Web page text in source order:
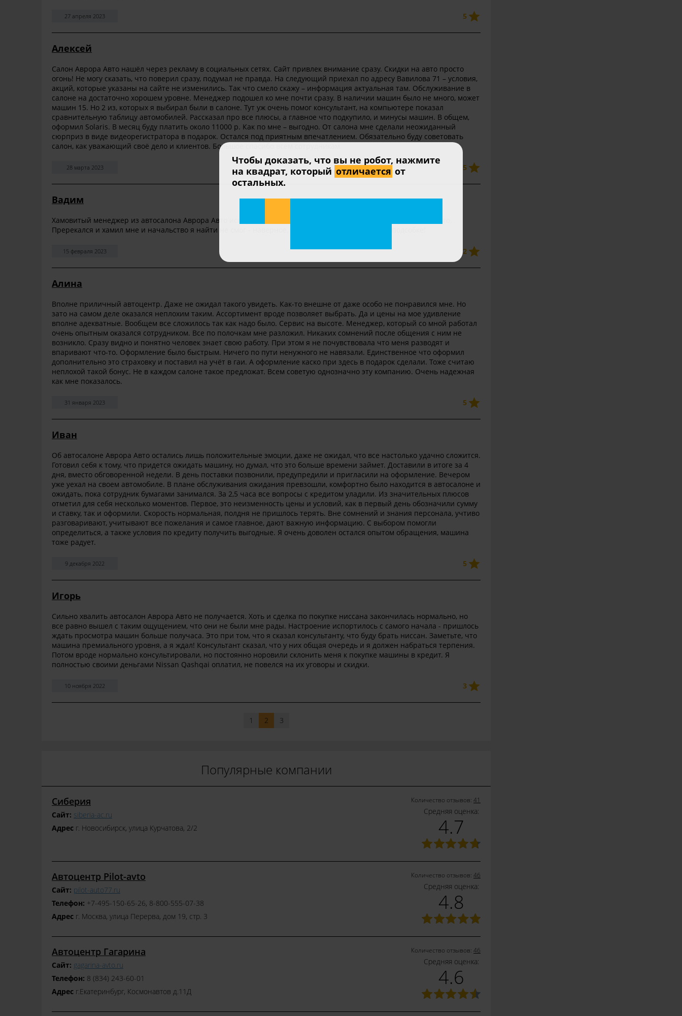
27 апреля 2023 5
Алексей
Салон Аврора Авто нашёл через рекламу в социальных сетях. Сайт привлек внимание сразу. Скидки на авто просто
огонь! Не могу сказать, что поверил сразу, подумал не правда. На следующий приехал по адресу Вавилова 71 – условия,
акций, которые указаны на сайте не изменились. Так что смело скажу – информация актуальная там. Обслуживание в
салоне на достаточно хорошем уровне. Менеджер подошел ко мне почти сразу. В наличии машин было не много, может
машин 15. Но 2 из, которых я выбирал были в салоне. Тут уж очень помог консультант, на компьютере показал
сравнительную таблицу автомобилей. Рассказал про все плюсы, а главное что подкупило, и минусы машин. В общем,
оформил Solaris. В месяц буду платить около 11000 р. Как по мне – выгодно. От салона мне сделали неожиданный
сюрприз в виде видеорегистратора в подарок. Остался под приятным впечатлением. Обязательно буду советовать
салон, как уважающий своё дело и клиентов. Большое спасибо всем сотрудникам.
28 марта 2023 5
Вадим
Хамовитый менеджер из автосалона Аврора Авто испортил мне настроение и отбил желание покупать там авто.
Пререкался и хамил мне и начальство я найти не смог - наверное, прятались от покупателей в подсобке!
15 февраля 2023 2
Алина
Вполне приличный автоцентр. Даже не ожидал такого увидеть. Как-то внешне от даже особо не понравился мне. Но
зато на самом деле оказался неплохим таким. Ассортимент вроде позволяет выбрать. Да и цены на мое удивление
вполне адекватные. Вообщем все сложилось так как надо было. Сервис на высоте. Менеджер, который со мной работал
очень опытным оказался сотрудником. Все по полочкам мне разложил. Никаких сомнений после общения с ним не
возникло. Сразу видно и понятно человек знает свою работу. При этом я не почувствовала что меня разводят и
впаривают что-то. Оформление было быстрым. Ничего по пути ненужного не навязали. Единственное что оформил
дополнительно это страховку и поставил на учёт в гаи. А оформление каско при здесь в подарок сделали. Тоже считаю
неплохой такой бонус. Не в каждом салоне такое предложат. Всем советую однозначно эту компанию. Очень надежная
как мне показалось.
31 января 2023 5
Иван
Об автосалоне Аврора Авто остались лишь положительные эмоции, даже не ожидал, что все настолько удачно сложится.
Готовил себя к тому, что придется ожидать машину, но думал, что это больше времени займет. Доставили в итоге за 4
дня, вместо обговоренной недели. В день поставки позвонили, предупредили и пригласили на оформление. Вечером
уже уехал на своем автомобиле. В плане обслуживания ожидания превзошли, комфортно было находится в автосалоне и
ожидать, пока сотрудник бумагами занимался. За 2,5 часа все вопросы с кредитом уладили. Из значительных плюсов
отметил для себя несколько моментов. Первое, это неизменность цены и условий, как в первый день обозначили сумму
и ставку, так и оформили. Скорость нормальная, полдня не пришлось терять. Вне сомнений и знания персонала, учтиво
разговаривают, учитывают все пожелания и самое главное, дают важную информацию. С выбором помогли
определиться, а также условия по кредиту получить выгодные. Я очень доволен остался опытом обращения, машина
тоже радует.
9 декабря 2022 5
Игорь
Сильно хвалить автосалон Аврора Авто не получается. Хоть и сделка по покупке ниссана закончилась нормально, но
все равно вышел с таким ощущением, что они не были мне рады. Настроение испортилось с самого начала - пришлось
ждать просмотра машин больше получаса. Это при том, что я сказал консультанту, что буду брать ниссан. Заметьте, что
машина премиального уровня, а я ждал! Консультант сказал, что у них общая очередь и я должен набраться терпения.
Потом вроде нормально консультировали, но постоянно норовили склонить меня к покупке машины в кредит. Я
полностью своими деньгами Nissan Qashqai оплатил, не повелся на их уговоры и скидки.
10 ноября 2022 3
1 2 3
Популярные компании
Количество отзывов: 41
Средняя оценка:
4.7
Сиберия
Сайт: siberia-ac.ru
Адрес г. Новосибирск, улица Курчатова, 2/2
Количество отзывов: 46
Средняя оценка:
4.8
Автоцентр Pilot-avto
Сайт: pilot-auto77.ru
Телефон: +7-495-150-65-26, 8-800-555-07-38
Адрес г. Москва, улица Перерва, дом 19, стр. 3
Количество отзывов: 46
Средняя оценка:
4.6
Автоцентр Гагарина
Сайт: gagarina-avto.ru
Телефон: 8 (834) 243-60-01
Адрес г.Екатеринбург, Космонавтов д.11Д
Чтобы доказать, что вы не робот, нажмите
на квадрат, который отличается от
остальных.